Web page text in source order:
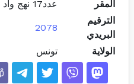
المقر
عدد17 نهج واد نبهانة المرسى
الترقيم
البريدي
2078
الولاية تونس